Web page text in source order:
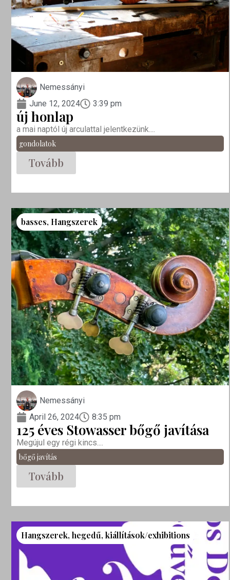
Nemessányi
June 12, 2024
3:39 pm
új honlap
a mai naptól új arculattal jelentkezünk....
gondolatok
Tovább
basses, Hangszerek
Nemessányi
April 26, 2024
8:35 pm
125 éves Stowasser bőgő javítása
Megújul egy régi kincs....
bőgő javítás
Tovább
Hangszerek,hegedű,kiállítások/exhibitions